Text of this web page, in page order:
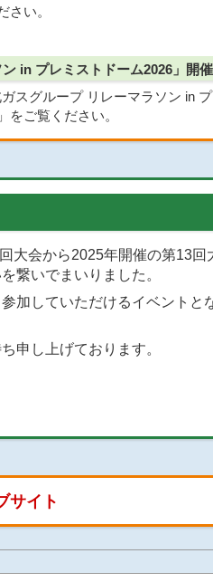
さい。
in プレミストドーム2026」開催
スグループ リレーマラソン in
」をご覧ください。
大会から2025年開催の第13
繋いでまいりました。
加していただけるイベント
申し上げております。
サイト